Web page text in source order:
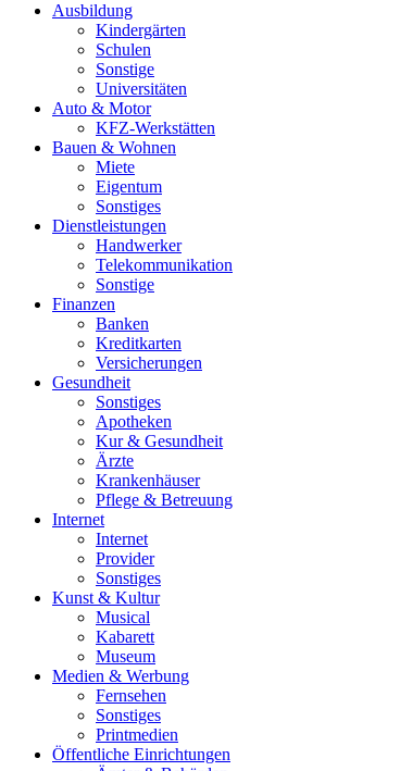
Ausbildung
Kindergärten
Schulen
Sonstige
Universitäten
Auto & Motor
KFZ-Werkstätten
Bauen & Wohnen
Miete
Eigentum
Sonstiges
Dienstleistungen
Handwerker
Telekommunikation
Sonstige
Finanzen
Banken
Kreditkarten
Versicherungen
Gesundheit
Sonstiges
Apotheken
Kur & Gesundheit
Ärzte
Krankenhäuser
Pflege & Betreuung
Internet
Internet
Provider
Sonstiges
Kunst & Kultur
Musical
Kabarett
Museum
Medien & Werbung
Fernsehen
Sonstiges
Printmedien
Öffentliche Einrichtungen